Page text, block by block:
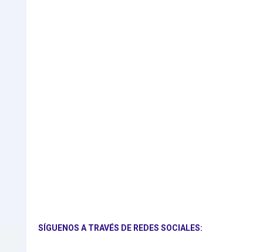
SÍGUENOS A TRAVÉS DE REDES SOCIALES: